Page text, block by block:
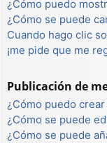
¿Cómo puedo
¿Cómo se puede
Cuando hago clic
¡me pide que me
Publicación de
¿Cómo puedo
¿Cómo se puede
¿Cómo se puede